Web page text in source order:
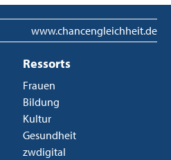
www.chancengleichheit.de
Ressorts
Frauen
Bildung
Kultur
Gesundheit
zwdigital